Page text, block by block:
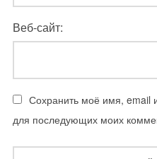
Веб-сайт:
Сохранить моё имя, email
для последующих моих